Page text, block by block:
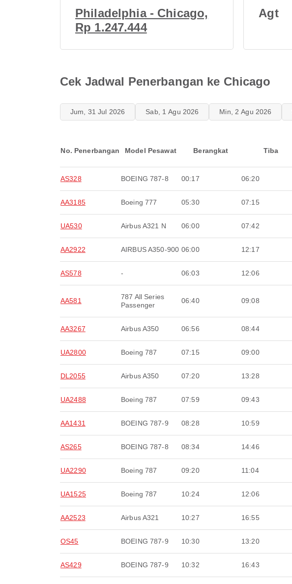
Philadelphia - Chicago,
Rp 1.247.444
Agt
Cek Jadwal Penerbangan ke Chicago
Jum, 31 Jul 2026 Sab, 1 Agu 2026 Min, 2 Agu 2026
No. Penerbangan Model Pesawat Berangkat Tiba
AS328 BOEING 787-8 00:17 06:20
AA3185 Boeing 777 05:30 07:15
UA530 Airbus A321 N 06:00 07:42
AA2922 AIRBUS A350-900 06:00 12:17
AS578 - 06:03 12:06
AA581
787 All Series
Passenger
06:40 09:08
AA3267 Airbus A350 06:56 08:44
UA2800 Boeing 787 07:15 09:00
DL2055 Airbus A350 07:20 13:28
UA2488 Boeing 787 07:59 09:43
AA1431 BOEING 787-9 08:28 10:59
AS265 BOEING 787-8 08:34 14:46
UA2290 Boeing 787 09:20 11:04
UA1525 Boeing 787 10:24 12:06
AA2523 Airbus A321 10:27 16:55
OS45 BOEING 787-9 10:30 13:20
AS429 BOEING 787-9 10:32 16:43